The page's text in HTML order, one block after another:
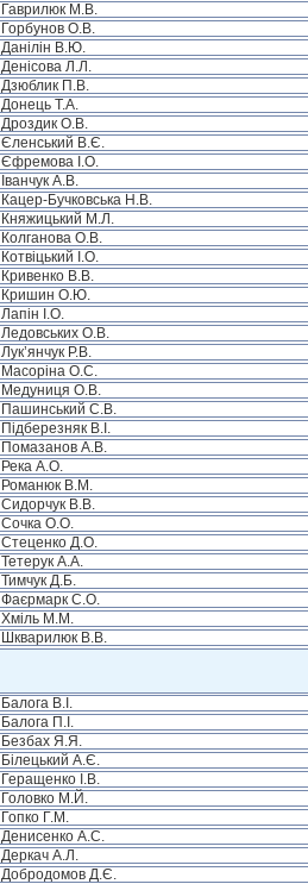
Гаврилюк М.В.
Горбунов О.В.
Данілін В.Ю.
Денісова Л.Л.
Дзюблик П.В.
Донець Т.А.
Дроздик О.В.
Єленський В.Є.
Єфремова І.О.
Іванчук А.В.
Кацер-Бучковська Н.В.
Княжицький М.Л.
Колганова О.В.
Котвіцький І.О.
Кривенко В.В.
Кришин О.Ю.
Лапін І.О.
Ледовських О.В.
Лук’янчук Р.В.
Масоріна О.С.
Медуниця О.В.
Пашинський С.В.
Підберезняк В.І.
Помазанов А.В.
Река А.О.
Романюк В.М.
Сидорчук В.В.
Сочка О.О.
Стеценко Д.О.
Тетерук А.А.
Тимчук Д.Б.
Фаєрмарк С.О.
Хміль М.М.
Шкварилюк В.В.
Балога В.І.
Балога П.І.
Безбах Я.Я.
Білецький А.Є.
Геращенко І.В.
Головко М.Й.
Гопко Г.М.
Денисенко А.С.
Деркач А.Л.
Добродомов Д.Є.